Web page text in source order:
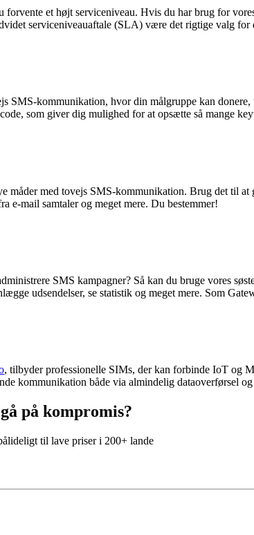
forvente et højt serviceniveau. Hvis du har brug for
serviceniveauaftale (SLA) være det rigtige valg
SMS-kommunikation, hvor din målgruppe kan
som giver dig mulighed for at opsætte så mange
måder med tovejs SMS-kommunikation. Brug det til
e-mail samtaler og meget mere. Du bestemmer!
SMS kampagner? Så kan du bruge vores
udsendelser, se statistik og meget mere. Som
, tilbyder professionelle SIMs, der kan forbinde IoT og
kommunikation både via almindelig
på kompromis?
til lave priser i 200+ lande